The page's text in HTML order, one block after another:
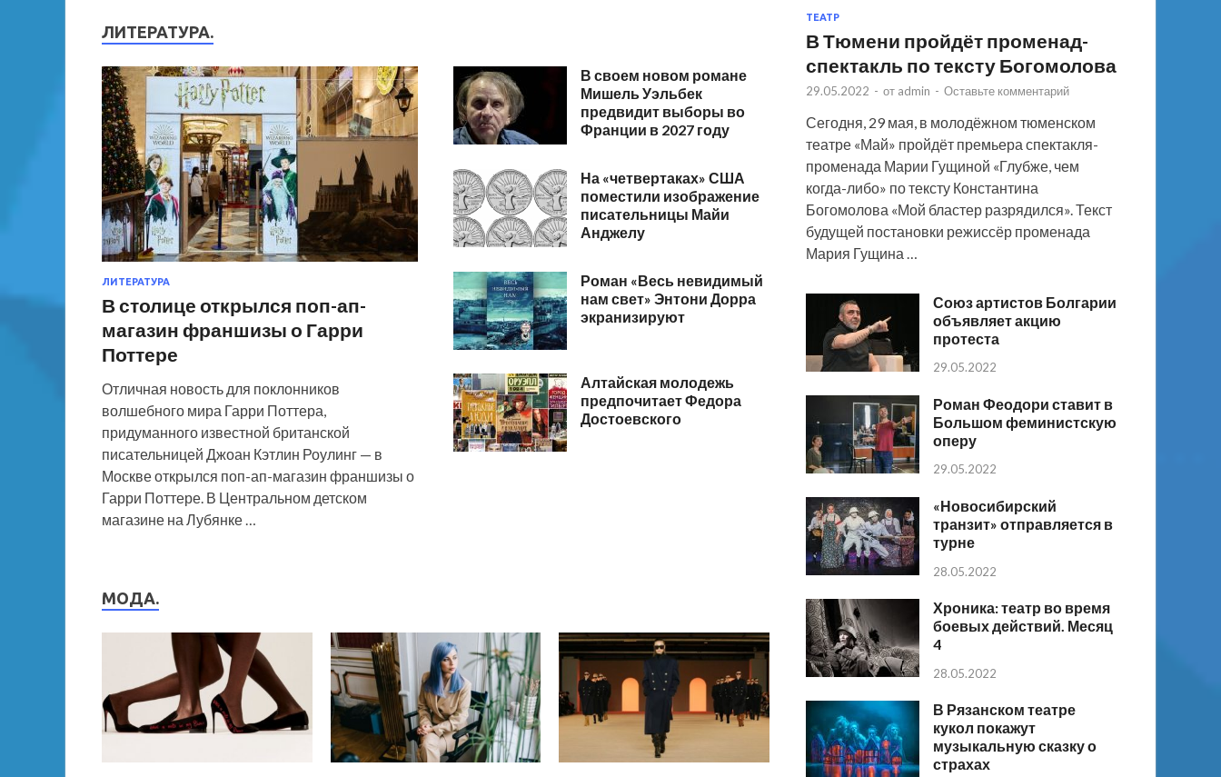
ЛИТЕРАТУРА.
ЛИТЕРАТУРА
В столице открылся поп-ап-
магазин франшизы о Гарри
Поттере
Отличная новость для поклонников
волшебного мира Гарри Поттера,
придуманного известной британской
писательницей Джоан Кэтлин Роулинг — в
Москве открылся поп-ап-магазин франшизы о
Гарри Поттере. В Центральном детском
магазине на Лубянке …
В своем новом романе
Мишель Уэльбек
предвидит выборы во
Франции в 2027 году
На «четвертаках» США
поместили изображение
писательницы Майи
Анджелу
Роман «Весь невидимый
нам свет» Энтони Дорра
экранизируют
Алтайская молодежь
предпочитает Федора
Достоевского
МОДА.
ТЕАТР
В Тюмени пройдёт променад-
спектакль по тексту Богомолова
29.05.2022 - от admin - Оставьте комментарий
Сегодня, 29 мая, в молодёжном тюменском
театре «Май» пройдёт премьера спектакля-
променада Марии Гущиной «Глубже, чем
когда-либо» по тексту Константина
Богомолова «Мой бластер разрядился». Текст
будущей постановки режиссёр променада
Мария Гущина …
Союз артистов Болгарии
объявляет акцию
протеста
29.05.2022
Роман Феодори ставит в
Большом феминистскую
оперу
29.05.2022
«Новосибирский
транзит» отправляется в
турне
28.05.2022
Хроника: театр во время
боевых действий. Месяц
4
28.05.2022
В Рязанском театре
кукол покажут
музыкальную сказку о
страхах